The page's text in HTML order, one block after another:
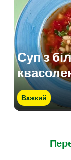
Суп з
Важкий